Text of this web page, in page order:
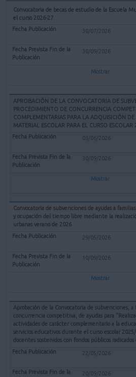
Convocatoria de becas de estudio de la Escuela
el curso 2026-27.
30/07/2026
30/09/2026
Mostrar
APROBACIÓN DE LA CONVOCATORIA DE
PROCEDIMIENTO DE CONCURRENCIA
COMPLEMENTARIAS PARA LA ADQUISICIÓN DE
MATERIAL ESCOLAR PARA EL CURSO
03/06/2026
30/09/2026
Mostrar
Convocatoria de subvenciones de ayudas a
y ocupación del tiempo libre mediante la
urbanas verano de 2026
29/05/2026
10/09/2026
Mostrar
Aprobación de la Convocatoria de subvenciones,
concurrencia competitiva, de ayudas para
actividades de carácter complementario a la
servicios educativos durante el curso escolar
docentes sostenidos con fondos públicos
22/05/2026
20/09/2026